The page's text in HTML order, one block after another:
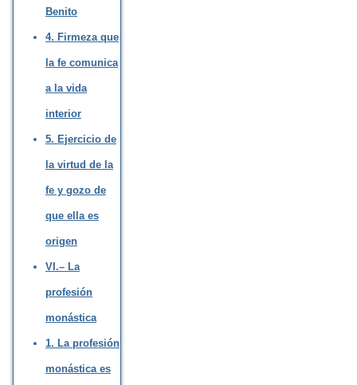
Benito
4. Firmeza que
la fe comunica
a la vida
interior
5. Ejercicio de
la virtud de la
fe y gozo de
que ella es
origen
VI.– La
profesión
monástica
1. La profesión
monástica es